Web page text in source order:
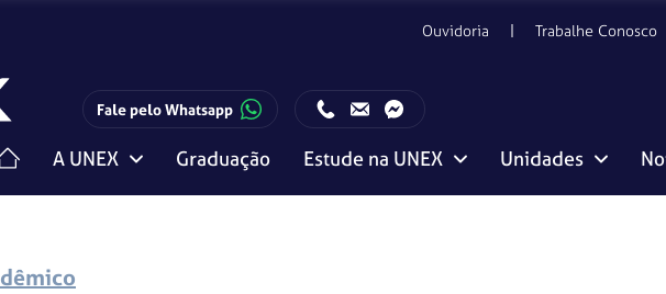
Ouvidoria Trabalhe Conosco
Fale pelo Whatsapp
A UNEX Graduação Estude na UNEX Unidades